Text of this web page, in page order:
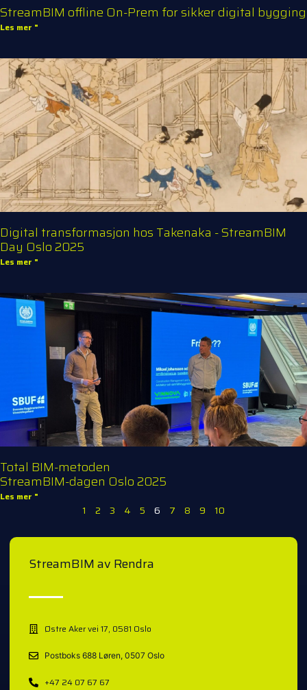
StreamBIM offline On-Prem for sikker digital bygging
Les mer "
Digital transformasjon hos Takenaka - StreamBIM
Day Oslo 2025
Les mer "
Total BIM-metoden
StreamBIM-dagen Oslo 2025
Les mer "
1 2 3 4 5 6 7 8 9 10
StreamBIM av Rendra
Østre Aker vei 17, 0581 Oslo
Postboks 688 Løren, 0507 Oslo
+47 24 07 67 67